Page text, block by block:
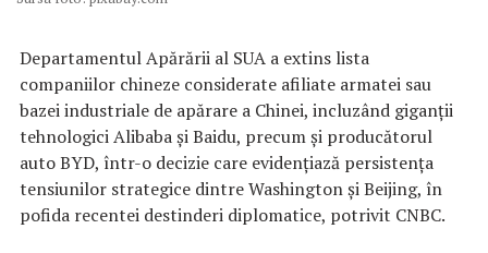
Departamentul Apărării al SUA a extins lista
companiilor chineze considerate afiliate armatei sau
bazei industriale de apărare a Chinei, incluzând giganții
tehnologici Alibaba și Baidu, precum și producătorul
auto BYD, într-o decizie care evidențiază persistența
tensiunilor strategice dintre Washington și Beijing, în
pofida recentei destinderi diplomatice, potrivit CNBC.